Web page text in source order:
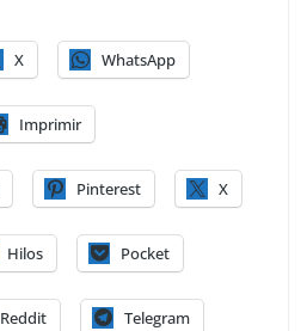
X WhatsApp
Imprimir
Pinterest X
Hilos Pocket
Reddit Telegram